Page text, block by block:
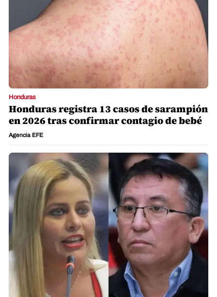
Honduras
Honduras registra 13 casos de sarampión
en 2026 tras confirmar contagio de bebé
Agencia EFE